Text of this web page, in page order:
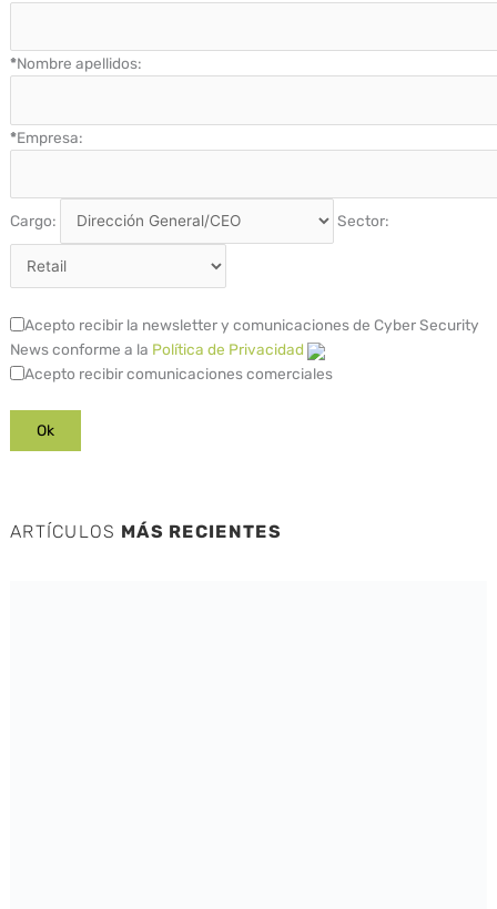
*Nombre apellidos:
*Empresa:
Cargo: Sector:
Acepto recibir la newsletter y comunicaciones de Cyber Security
News conforme a la Política de Privacidad
Acepto recibir comunicaciones comerciales
ARTÍCULOS MÁS RECIENTES